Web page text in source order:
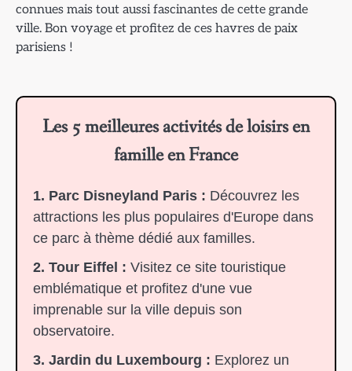
connues mais tout aussi fascinantes de cette grande
ville. Bon voyage et profitez de ces havres de paix
parisiens !
Les 5 meilleures activités de loisirs en
famille en France
1. Parc Disneyland Paris : Découvrez les
attractions les plus populaires d'Europe dans
ce parc à thème dédié aux familles.
2. Tour Eiffel : Visitez ce site touristique
emblématique et profitez d'une vue
imprenable sur la ville depuis son
observatoire.
3. Jardin du Luxembourg : Explorez un